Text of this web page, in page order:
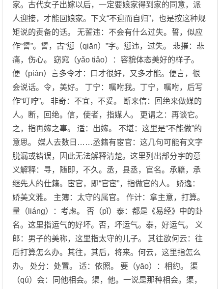
家。古代女子出嫁以后，一定要娘家得到家的同意，派
人迎接，才能回娘家。下文“不迎而自归”，也是按这种规
矩说的责备的话。 无誓违：不会有什么过失。誓，似应
作“諐”。諐，古“愆（qiān）”字。愆违，过失。 悲摧：悲
痛，伤心。 窈窕（yǎo tiǎo）：容貌体态美好的样子。
便（pián）言多令才：口才很好，又多才能。便言，很
会说话。令，美好。 丁宁：嘱咐我。丁宁，嘱咐，后写
作“叮咛”。 非奇：不宜，不妥。 断来信：回绝来做媒的
人。断，回绝。信，使者，指媒人。 更谓之：再谈它。
之，指再嫁之事。 适：出嫁。 不堪：这里是“不能做”的
意思。 媒人去数日……丞籍有宦官：这几句可能有文字
脱漏或错误，因此无法解释清楚。这里列出部分字的意
义解释：寻，随即，不久。丞，县丞，官名。承籍，承
继先人的仕籍。宦官，即“官宦”，指做官的人。 娇逸：
娇美文雅。 主簿：太守的属官。 作计：拿主意，打算。
量（liáng）：考虑。 否（pǐ）泰：都是《易经》中的卦
名。这里指运气的好坏。否，坏运气。泰，好运气。 义
郎：男子的美称，这里指太守的儿子。 其往欲何云：往
后打算怎么办。其往，其后，将来。何云，这里指怎么
办。 处分：处置。 适：依照。 要（yāo）：相约。 渠
（qú）会：同他相会。渠，他。一说是那种相会。渠，